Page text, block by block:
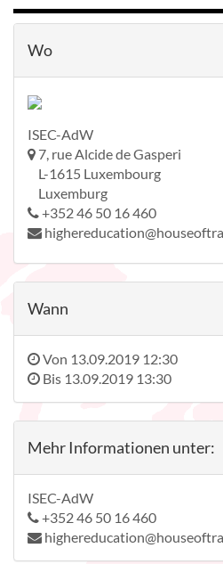
Wo
ISEC-AdW
7, rue Alcide de Gasperi
L-1615 Luxembourg
Luxemburg
+352 46 50 16 460
Wann
Von 13.09.2019 12:30
Bis 13.09.2019 13:30
Mehr Informationen unter:
ISEC-AdW
+352 46 50 16 460